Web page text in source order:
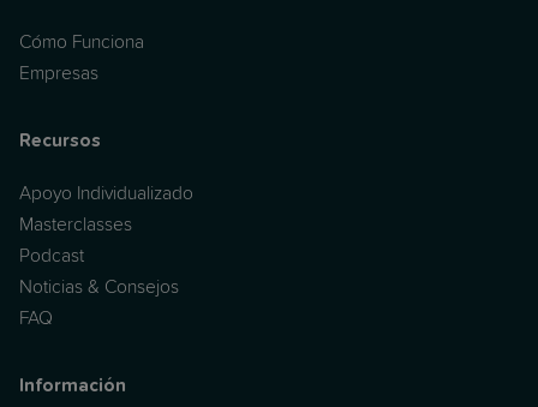
Cómo Funciona
Empresas
Recursos
Apoyo Individualizado
Masterclasses
Podcast
Noticias & Consejos
FAQ
Información